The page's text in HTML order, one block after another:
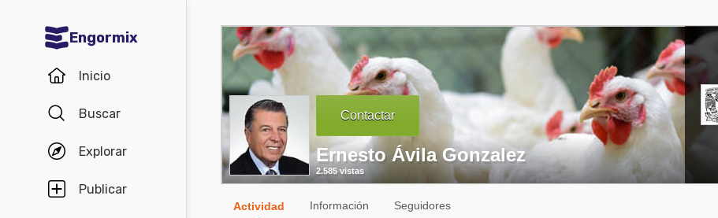
Engormix
Inicio
Buscar
Explorar
Publicar
Comunidades en español
Agricultura
Balanceados - Piensos
Avicultura
Ganadería
Contactar
Ernesto Ávila Gonzalez
2.585 vistas
Actividad Información Seguidores